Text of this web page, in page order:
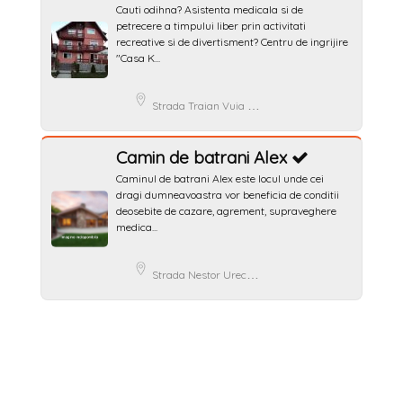
Cauti odihna? Asistenta medicala si de
petrecere a timpului liber prin activitati
recreative si de divertisment? Centru de ingrijire
"Casa K...
Strada Traian Vuia 12, Bușteni, Romania
Camin de batrani Alex
Caminul de batrani Alex este locul unde cei
dragi dumneavoastra vor beneficia de conditii
deosebite de cazare, agrement, supraveghere
medica...
Strada Nestor Ureche 23, Bușteni, Romania